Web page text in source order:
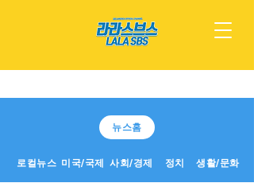
뉴스홈
로컬뉴스 미국/국제 사회/경제 정치 생활/문화